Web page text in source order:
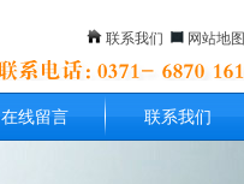
联系我们 网站地图
在线留言 联系我们